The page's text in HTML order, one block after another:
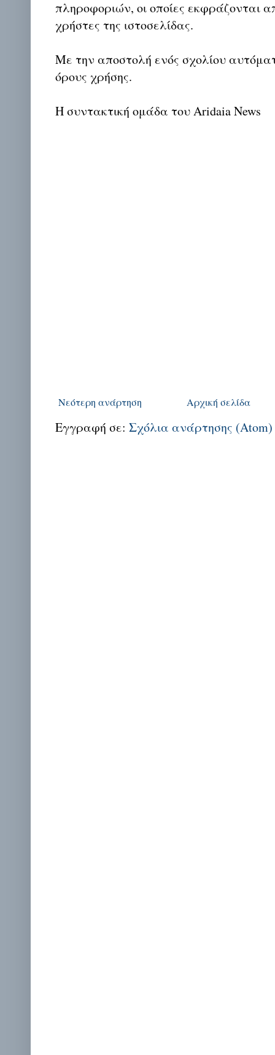
πληροφοριών, οι οποίες εκφράζονται
χρήστες της ιστοσελίδας.
Με την αποστολή ενός σχολίου
όρους χρήσης.
Η συντακτική ομάδα του Aridaia News
Νεότερη ανάρτηση Αρχική σελίδα
Εγγραφή σε: Σχόλια ανάρτησης (Atom)